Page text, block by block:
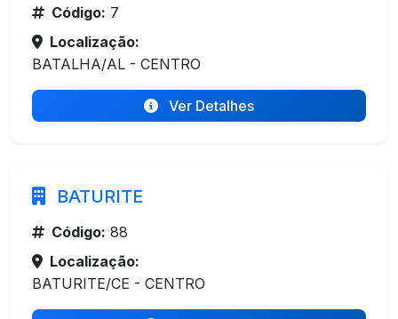
Código: 7
Localização:
BATALHA/AL - CENTRO
Ver Detalhes
BATURITE
Código: 88
Localização:
BATURITE/CE - CENTRO